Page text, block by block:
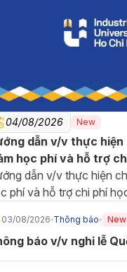
Đảng
thi
vụ
xây
bộ
đổi
phát
04/08/2026 New
dẫn v/v thực hiện
học phí và hỗ trợ
- 2027
dẫn v/v thực hiện
phí và hỗ trợ chi phí
03/08/2026 Thông báo New
báo v/v nghỉ lễ